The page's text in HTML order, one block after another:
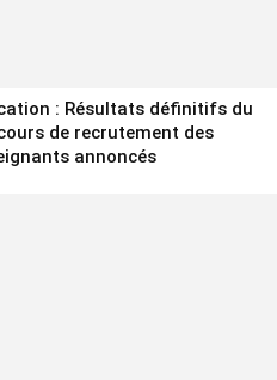
: Résultats définitifs du
de recrutement des
annoncés